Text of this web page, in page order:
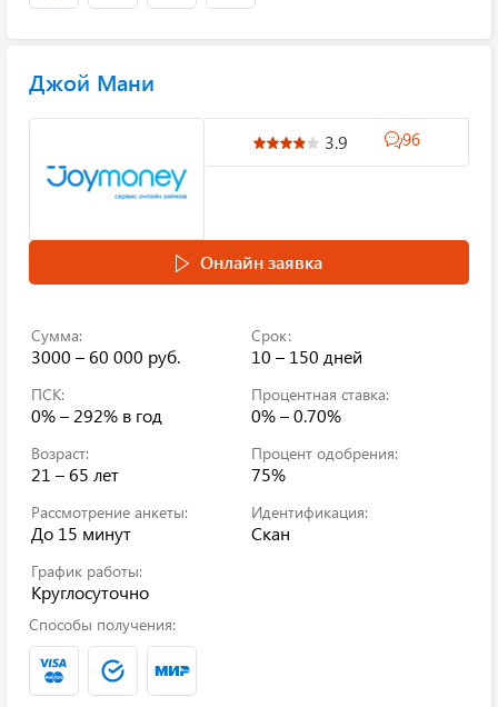
Джой Мани
3.9 96
Онлайн заявка
Сумма:
3000 – 60 000 руб.
Срок:
10 – 150 дней
ПСК:
0% – 292% в год
Процентная ставка:
0% – 0.70%
Возраст:
21 – 65 лет
Процент одобрения:
75%
Рассмотрение анкеты:
До 15 минут
Идентификация:
Скан
График работы:
Круглосуточно
Способы получения: